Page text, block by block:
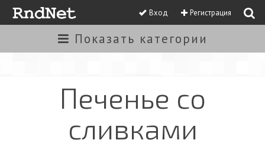
Вход Регистрация
Показать категории
Печенье со
сливками